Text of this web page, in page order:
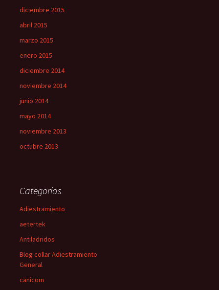
diciembre 2015
abril 2015
marzo 2015
enero 2015
diciembre 2014
noviembre 2014
junio 2014
mayo 2014
noviembre 2013
octubre 2013
Categorías
Adiestramiento
aetertek
Antiladridos
Blog collar Adiestramiento
General
canicom